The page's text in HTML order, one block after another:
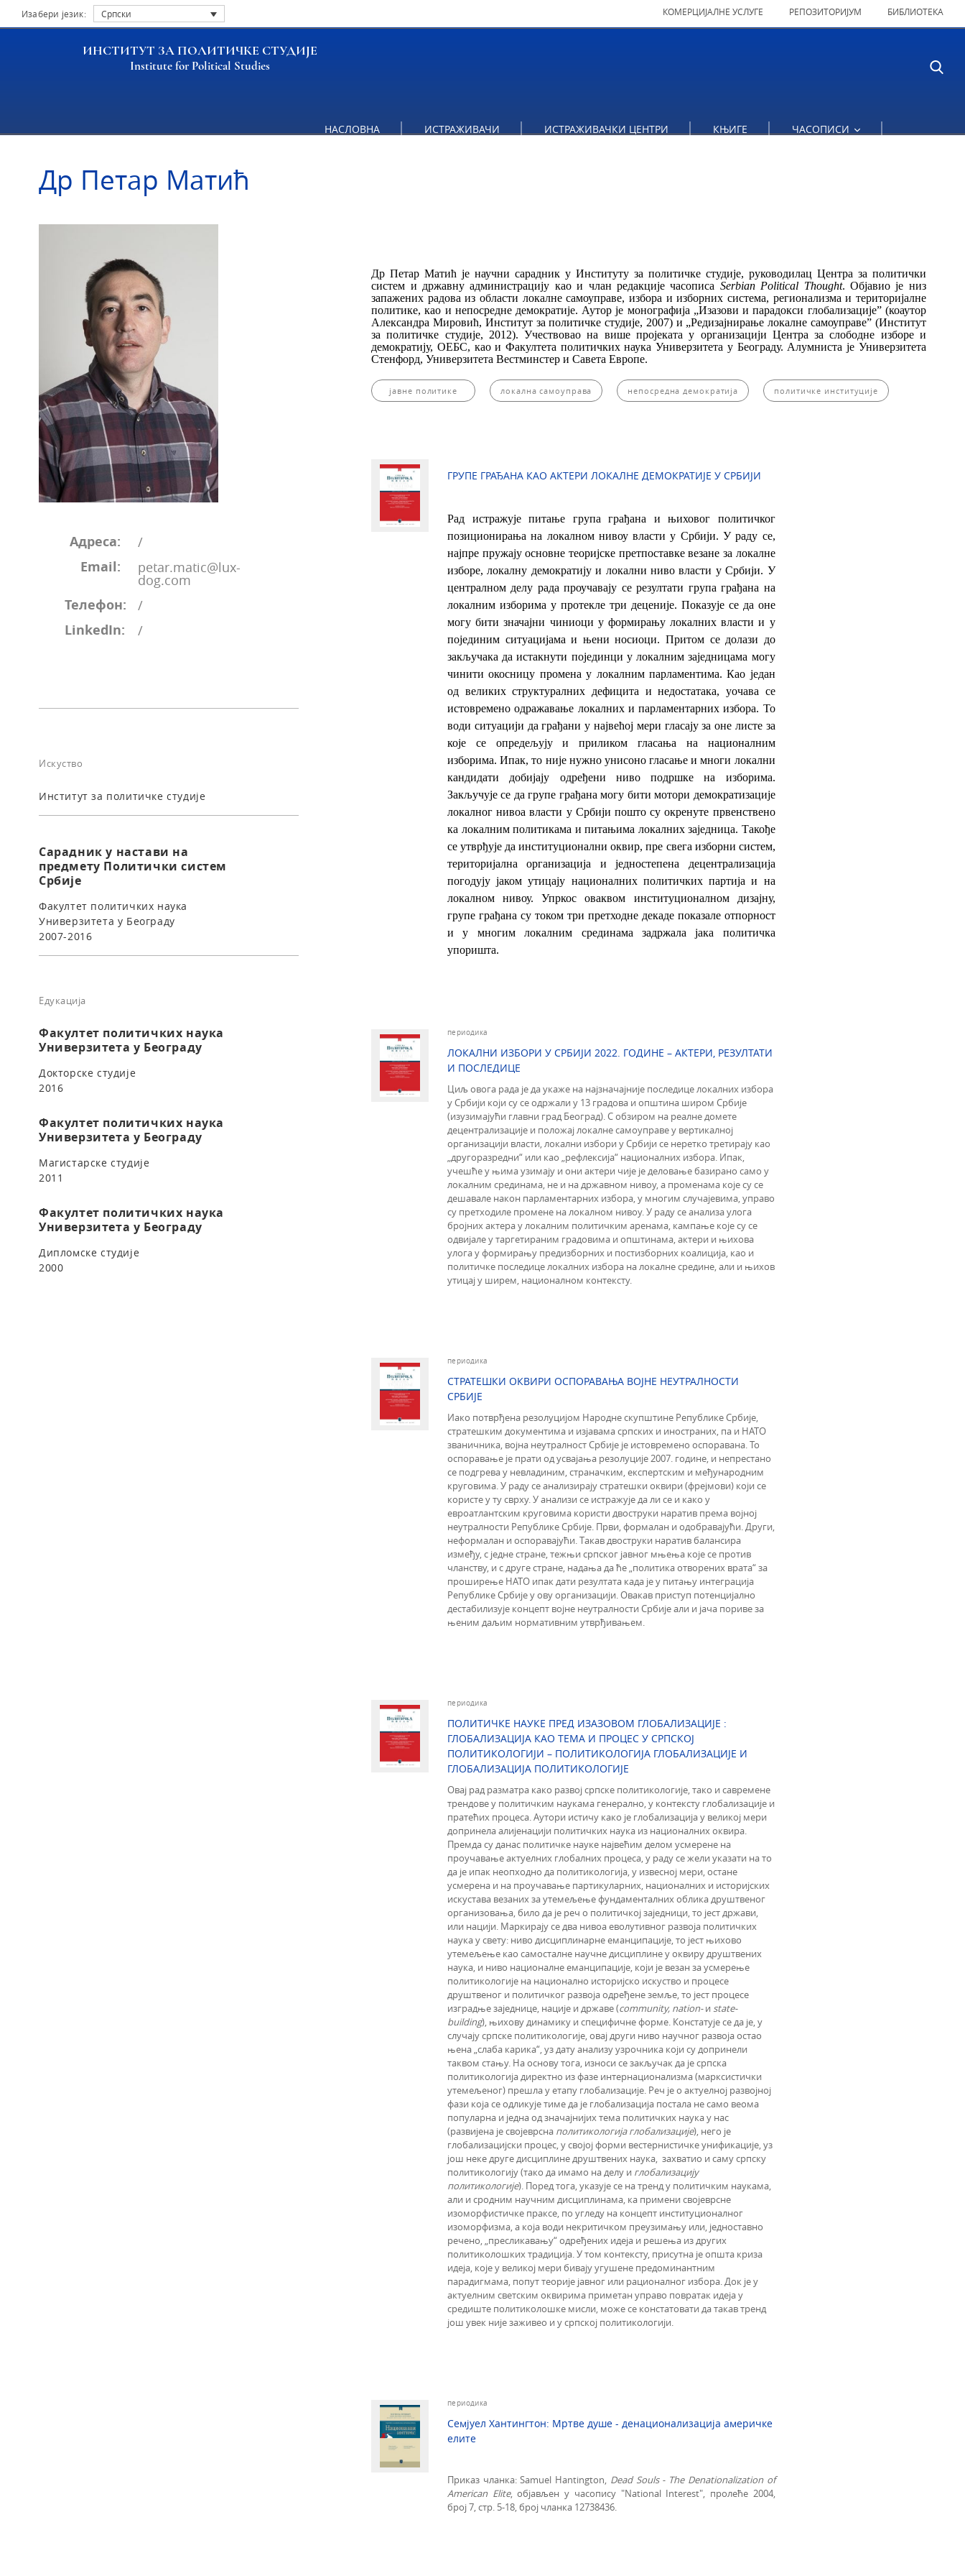
Изабери језик: Српски КОМЕРЦИЈАЛНЕ УСЛУГЕ РЕПОЗИТОРИЈУМ БИБЛИОТЕКА
ИНСТИТУТ ЗА ПОЛИТИЧКЕ СТУДИЈЕ
Institute for Political Studies
НАСЛОВНА ИСТРАЖИВАЧИ ИСТРАЖИВАЧКИ ЦЕНТРИ КЊИГЕ ЧАСОПИСИ
Др Петар Матић
Адреса: /
Email: petar.matic@lux-
dog.com
Телефон: /
LinkedIn: /
Искуство
Институт за политичке студије
Сарадник у настави на
предмету Политички систем
Србије
Факултет политичких наука
Универзитета у Београду
2007-2016
Едукација
Факултет политичких наука
Универзитета у Београду
Докторске студије
2016
Факултет политичких наука
Универзитета у Београду
Магистарске студије
2011
Факултет политичких наука
Универзитета у Београду
Дипломске студије
2000
Др Петар Матић је научни сарадник у Институту за политичке студије, руководилац Центра за политички
систем и државну администрацију као и члан редакције часописа Serbian Political Thought. Објавио је низ
запажених радова из области локалне самоуправе, избора и изборних система, регионализма и територијалне
политике, као и непосредне демократије. Аутор је монографија „Изазови и парадокси глобализације” (коаутор
Александра Мировић, Институт за политичке студије, 2007) и „Редизајнирање локалне самоуправе” (Институт
за политичке студије, 2012). Учествовао на више пројеката у организацији Центра за слободне изборе и
демократију, ОЕБС, као и Факултета политичких наука Универзитета у Београду. Алумниста је Универзитета
Стенфорд, Универзитета Вестминстер и Савета Европе.
јавне политике локална самоуправа непосредна демократија политичке институције
ГРУПЕ ГРАЂАНА КАО АКТЕРИ ЛОКАЛНЕ ДЕМОКРАТИЈЕ У СРБИЈИ
Рад истражује питање група грађана и њиховог политичког
позиционирања на локалном нивоу власти у Србији. У раду се,
најпре пружају основне теоријске претпоставке везане за локалне
изборе, локалну демократију и локални ниво власти у Србији. У
централном делу рада проучавају се резултати група грађана на
локалним изборима у протекле три деценије. Показује се да оне
могу бити значајни чиниоци у формирању локалних власти и у
појединим ситуацијама и њени носиоци. Притом се долази до
закључака да истакнути појединци у локалним заједницама могу
чинити окосницу промена у локалним парламентима. Као један
од великих структуралних дефицита и недостатака, уочава се
истовремено одражавање локалних и парламентарних избора. То
води ситуацији да грађани у највећој мери гласају за оне листе за
које се опредељују и приликом гласања на националним
изборима. Ипак, то није нужно унисоно гласање и многи локални
кандидати добијају одређени ниво подршке на изборима.
Закључује се да групе грађана могу бити мотори демократизације
локалног нивоа власти у Србији пошто су окренуте првенствено
ка локалним политикама и питањима локалних заједница. Такође
се утврђује да институционални оквир, пре свега изборни систем,
територијална организација и једностепена децентрализација
погодују јаком утицају националних политичких партија и на
локалном нивоу. Упркос оваквом институционалном дизајну,
групе грађана су током три претходне декаде показале отпорност
и у многим локалним срединама задржала јака политичка
упоришта.
периодика
ЛОКАЛНИ ИЗБОРИ У СРБИЈИ 2022. ГОДИНЕ – АКТЕРИ, РЕЗУЛТАТИ
И ПОСЛЕДИЦЕ
Циљ овога рада је да укаже на најзначајније последице локалних избора
у Србији који су се одржали у 13 градова и општина широм Србије
(изузимајући главни град Београд). С обзиром на реалне домете
децентрализације и положај локалне самоуправе у вертикалној
организацији власти, локални избори у Србији се неретко третирају као
„другоразредни“ или као „рефлексија“ националних избора. Ипак,
учешће у њима узимају и они актери чије је деловање базирано само у
локалним срединама, не и на државном нивоу, а променама које су се
дешавале након парламентарних избора, у многим случајевима, управо
су претходиле промене на локалном нивоу. У раду се анализа улога
бројних актера у локалним политичким аренама, кампање које су се
одвијале у таргетираним градовима и општинама, актери и њихова
улога у формирању предизборних и постизборних коалиција, као и
политичке последице локалних избора на локалне средине, али и њихов
утицај у ширем, националном контексту.
периодика
СТРАТЕШКИ ОКВИРИ ОСПОРАВАЊА ВОЈНЕ НЕУТРАЛНОСТИ
СРБИЈЕ
Иако потврђена резолуцијом Народне скупштине Републике Србије,
стратешким документима и изјавама српских и иностраних, па и НАТО
званичника, војна неутралност Србије је истовремено оспоравана. То
оспоравање је прати од усвајања резолуције 2007. године, и непрестано
се подгрева у невладиним, страначким, експертским и међународним
круговима. У раду се анализирају стратешки оквири (фрејмови) који се
користе у ту сврху. У анализи се истражује да ли се и како у
евроатлантским круговима користи двоструки наратив према војној
неутралности Републике Србије. Први, формалан и одобравајући. Други,
неформалан и оспоравајући. Такав двоструки наратив балансира
између, с једне стране, тежњи српског јавног мњења које се против
чланству, и с друге стране, надања да ће „политика отворених врата“ за
проширење НАТО ипак дати резултата када је у питању интеграција
Републике Србије у ову организацији. Овакав приступ потенцијално
дестабилизује концепт војне неутралности Србије али и јача пориве за
њеним даљим нормативним утврђивањем.
периодика
ПОЛИТИЧКЕ НАУКЕ ПРЕД ИЗАЗОВОМ ГЛОБАЛИЗАЦИЈЕ :
ГЛОБАЛИЗАЦИЈА КАО ТЕМА И ПРОЦЕС У СРПСКОЈ
ПОЛИТИКОЛОГИЈИ – ПОЛИТИКОЛОГИЈА ГЛОБАЛИЗАЦИЈЕ И
ГЛОБАЛИЗАЦИЈА ПОЛИТИКОЛОГИЈЕ
Овај рад разматра како развој српске политикологије, тако и савремене
трендове у политичким наукама генерално, у контексту глобализације и
пратећих процеса. Аутори истичу како је глобализација у великој мери
допринела алијенацији политичких наука из националних оквира.
Премда су данас политичке науке највећим делом усмерене на
проучавање актуелних глобалних процеса, у раду се жели указати на то
да је ипак неопходно да политикологија, у извесној мери, остане
усмерена и на проучавање партикуларних, националних и историјских
искустава везаних за утемељење фундаменталних облика друштвеног
организовања, било да је реч о политичкој заједници, то јест држави,
или нацији. Маркирају се два нивоа еволутивног развоја политичких
наука у свету: ниво дисциплинарне еманципације, то јест њихово
утемељење као самосталне научне дисциплине у оквиру друштвених
наука, и ниво националне еманципације, који је везан за усмерење
политикологије на национално историјско искуство и процесе
друштвеног и политичког развоја одређене земље, то јест процесе
изградње заједнице, нације и државе (community, nation-и state-
building), њихову динамику и специфичне форме. Констатује се да је, у
случају српске политикологије, овај други ниво научног развоја остао
њена „слаба карика“, уз дату анализу узрочника који су допринели
таквом стању. На основу тога, износи се закључак да је српска
политикологија директно из фазе интернационализма (марксистички
утемељеног) прешла у етапу глобализације. Реч је о актуелној развојној
фази која се одликује тиме да је глобализација постала не само веома
популарна и једна од значајнијих тема политичких наука у нас
(развијена је својеврсна политикологија глобализације), него је
глобализацијски процес, у својој форми вестернистичке унификације, уз
још неке друге дисциплине друштвених наука, захватио и саму српску
политикологију (тако да имамо на делу и глобализацију
политикологије). Поред тога, указује се на тренд у политичким наукама,
али и сродним научним дисциплинама, ка примени својеврсне
изоморфистичке праксе, по угледу на концепт институционалног
изоморфизма, а која води некритичком преузимању или, једноставно
речено, „пресликавању“ одређених идеја и решења из других
политиколошких традиција. У том контексту, присутна је општа криза
идеја, које у великој мери бивају угушене предоминантним
парадигмама, попут теорије јавног или рационалног избора. Док је у
актуелним светским оквирима приметан управо повратак идеја у
средиште политиколошке мисли, може се констатовати да такав тренд
још увек није заживео и у српској политикологији.
периодика
Семјуел Хантингтон: Мртве душе - денационализација америчке
елите
Приказ чланка: Samuel Hantington, Dead Souls - The Denationalization of
American Elite, објављен у часопису "National Interest", пролеће 2004,
број 7, стр. 5-18, број чланка 12738436.